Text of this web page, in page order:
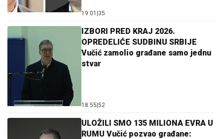
19:01 35
IZBORI PRED KRAJ 2026.
OPREDELIĆE SUDBINU SRBIJE
Vučić zamolio građane samo jednu
stvar
18:55 52
ULOŽILI SMO 135 MILIONA EVRA U
RUMU Vučić pozvao građane: